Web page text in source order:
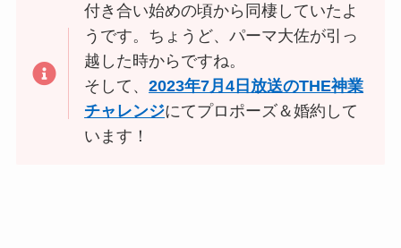
付き合い始めの頃から同棲していたよ
うです。ちょうど、パーマ大佐が引っ
越した時からですね。
そして、2023年7月4日放送のTHE神業
チャレンジにてプロポーズ＆婚約して
います！